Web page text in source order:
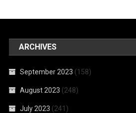
ARCHIVES
September 2023 (158)
August 2023 (248)
July 2023 (241)